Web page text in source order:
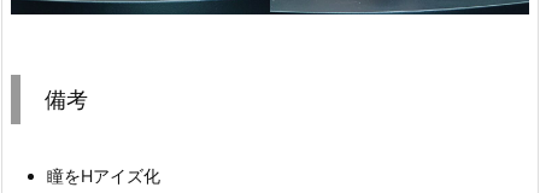
備考
瞳をHアイズ化